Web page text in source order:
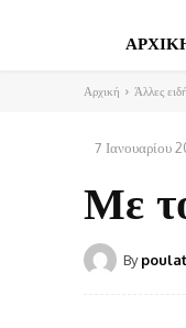
Αρχική Άλλες
7 Ιανουαρίου
Με
By